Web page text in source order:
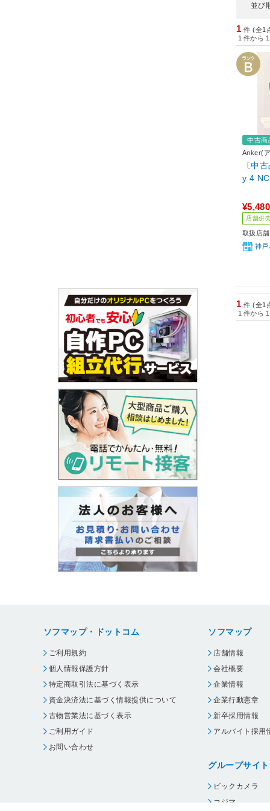
並び
1 件 (全1
1 件から 1
中古商
Anker(
〔中
y 4 NC
¥5,480
店舗併
取扱店舗
神戸
1 件 (全1
1 件から 1
ソフマップ・ドットコム
ご利用規約
個人情報保護方針
特定商取引法に基づく表示
資金決済法に基づく情報提供について
古物営業法に基づく表示
ご利用ガイド
お問い合わせ
ソフマップ
店舗情報
会社概要
企業情報
企業行動憲章
新卒採用情報
アルバイト採用
グループサイト
ビックカメラ
コジマ